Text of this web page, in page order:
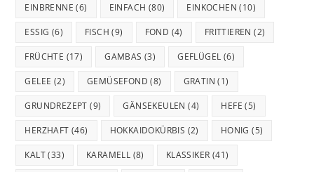
EINBRENNE (6) EINFACH (80) EINKOCHEN (10)
ESSIG (6) FISCH (9) FOND (4) FRITTIEREN (2)
FRÜCHTE (17) GAMBAS (3) GEFLÜGEL (6)
GELEE (2) GEMÜSEFOND (8) GRATIN (1)
GRUNDREZEPT (9) GÄNSEKEULEN (4) HEFE (5)
HERZHAFT (46) HOKKAIDOKÜRBIS (2) HONIG (5)
KALT(33) KARAMELL (8) KLASSIKER (41)